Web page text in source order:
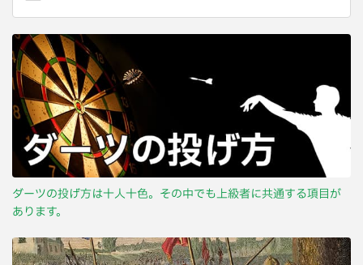
ダーツの投げ方は十人十色。その中でも上級者に共通する項目が
あります。